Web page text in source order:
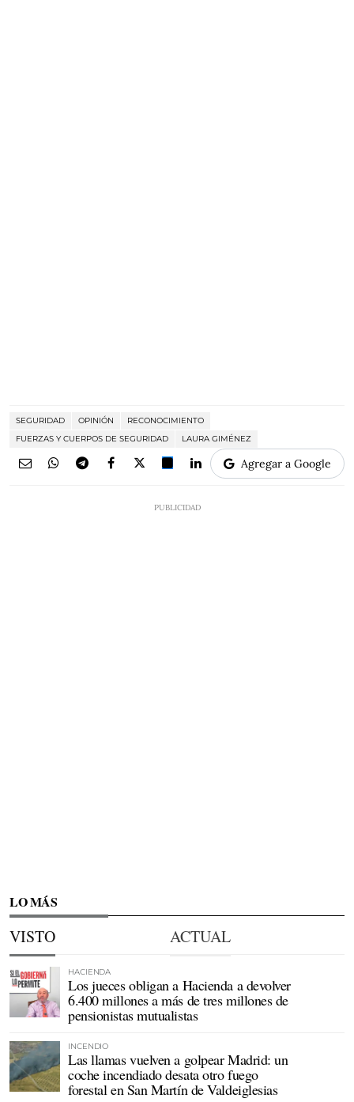
SEGURIDAD OPINIÓN
RECONOCIMIENTO
FUERZAS Y CUERPOS DE SEGURIDAD
LAURA GIMÉNEZ
Agregar a Google
LO MÁS
VISTO ACTUAL
HACIENDA
Los jueces obligan a Hacienda a devolver
6.400 millones a más de tres millones de
pensionistas mutualistas
INCENDIO
Las llamas vuelven a golpear Madrid: un
coche incendiado desata otro fuego
forestal en San Martín de Valdeiglesias